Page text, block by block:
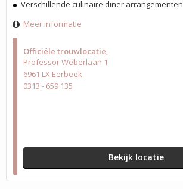
Officiële trouwlocatie
Professor Weberlaan 1
6961 LX Eerbeek
0313 - 659 135
Bekijk locatie
Verschillende culinaire diner arrangementen
Meer informatie